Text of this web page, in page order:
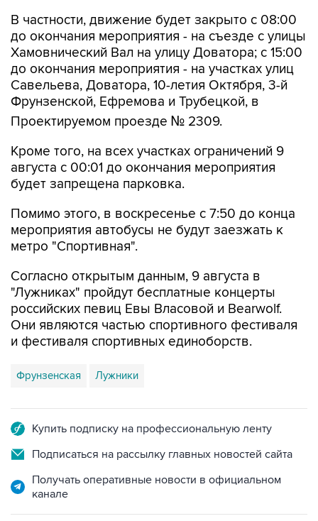
В частности, движение будет закрыто с 08:00
до окончания мероприятия - на съезде с улицы
Хамовнический Вал на улицу Доватора; с 15:00
до окончания мероприятия - на участках улиц
Савельева, Доватора, 10-летия Октября, 3-й
Фрунзенской, Ефремова и Трубецкой, в
Проектируемом проезде № 2309.
Кроме того, на всех участках ограничений 9
августа с 00:01 до окончания мероприятия
будет запрещена парковка.
Помимо этого, в воскресенье с 7:50 до конца
мероприятия автобусы не будут заезжать к
метро "Спортивная".
Согласно открытым данным, 9 августа в
"Лужниках" пройдут бесплатные концерты
российских певиц Евы Власовой и Bearwolf.
Они являются частью спортивного фестиваля
и фестиваля спортивных единоборств.
Фрунзенская Лужники
Купить подписку на профессиональную ленту
Подписаться на рассылку главных новостей сайта
Получать оперативные новости в официальном
канале